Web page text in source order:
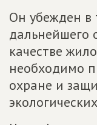
Он убежден в
дальнейшего
качестве
необходимо
охране и